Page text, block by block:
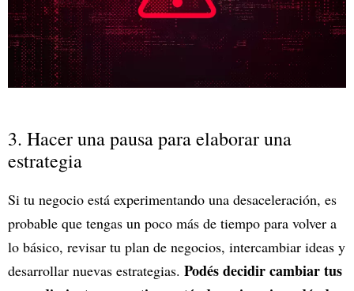
3. Hacer una pausa para elaborar una
estrategia
Si tu negocio está experimentando una desaceleración, es
probable que tengas un poco más de tiempo para volver a
lo básico, revisar tu plan de negocios, intercambiar ideas y
desarrollar nuevas estrategias. Podés decidir cambiar tus